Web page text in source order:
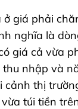
ở giá phải
nghĩa là
giá cả vừa
nhập và
cảnh thị
túi tiền